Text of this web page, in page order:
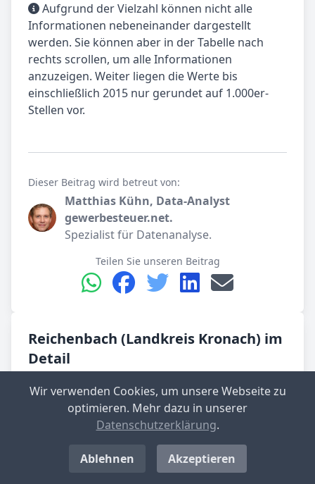
Aufgrund der Vielzahl können nicht alle
Informationen nebeneinander dargestellt
werden. Sie können aber in der Tabelle nach
rechts scrollen, um alle Informationen
anzuzeigen. Weiter liegen die Werte bis
einschließlich 2015 nur gerundet auf 1.000er-
Stellen vor.
Dieser Beitrag wird betreut von:
Matthias Kühn, Data-Analyst
gewerbesteuer.net.
Spezialist für Datenanalyse.
Teilen Sie unseren Beitrag
Reichenbach (Landkreis Kronach) im
Detail
Gemeinde­verband Teuschnitz (VGem)
Oberfranken
Wir verwenden Cookies, um unsere Webseite zu
optimieren. Mehr dazu in unserer
Datenschutzerklärung.
Ablehnen Akzeptieren